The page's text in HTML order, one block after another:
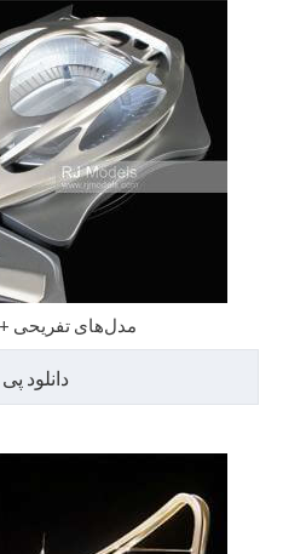
مدل‌های تفریحی
دانلود